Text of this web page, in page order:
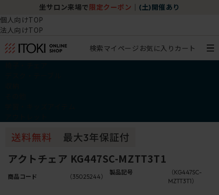
坐サロン来場で 限定クーポン (土)開催あり
個人向けTOP
法人向けTOP
検索マイページ お気に入り カート
アクトチェア KG447SC-MZTT3T1
商品コード （35025244）
製品記号
（KG447SC-
MZTT3T1）